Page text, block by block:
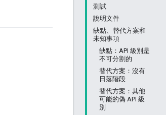
測試
說明文件
缺點、替代方案和
未知事項
缺點：API 級別是
不可分割的
替代方案：沒有
日落階段
替代方案：其他
可能的偽 API 級
別